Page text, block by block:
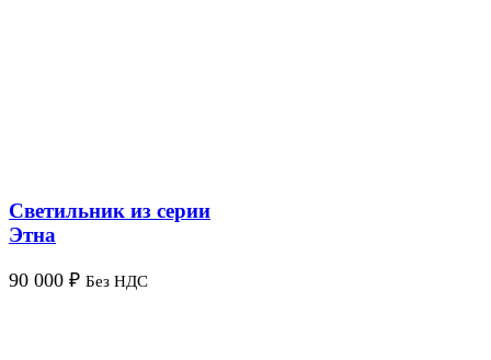
Светильник из серии
Этна
90 000 ₽ Без НДС